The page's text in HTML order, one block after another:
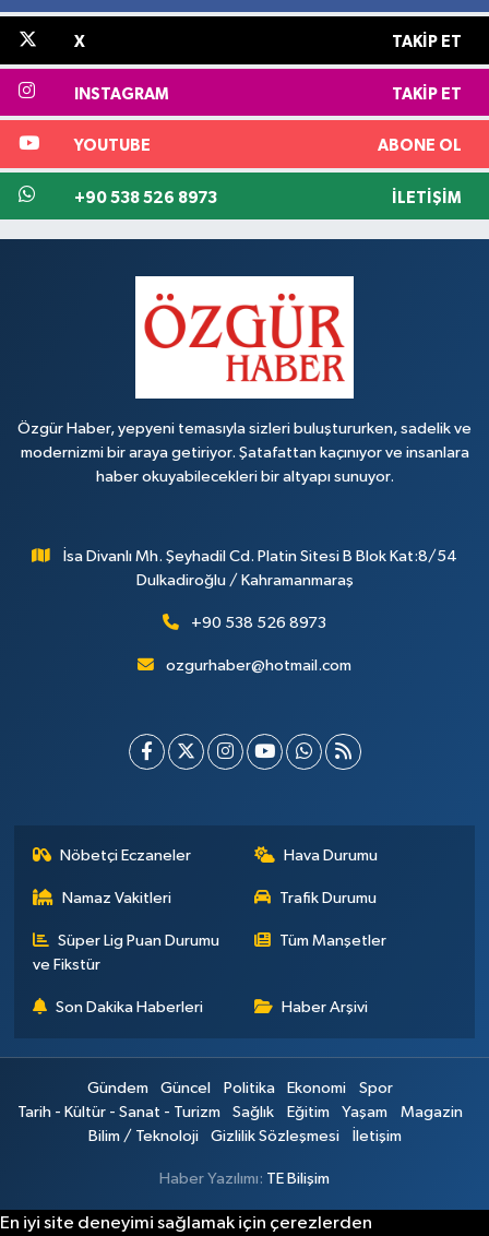
X TAKIP ET
INSTAGRAM TAKIP ET
YOUTUBE ABONE OL
+90 538 526 8973 İLETIŞIM
Özgür Haber, yepyeni temasıyla sizleri buluştururken, sadelik ve
modernizmi bir araya getiriyor. Şatafattan kaçınıyor ve insanlara
haber okuyabilecekleri bir altyapı sunuyor.
İsa Divanlı Mh. Şeyhadil Cd. Platin Sitesi B Blok Kat:8/54
Dulkadiroğlu / Kahramanmaraş
+90 538 526 8973
ozgurhaber@hotmail.com
Nöbetçi Eczaneler Hava Durumu
Namaz Vakitleri Trafik Durumu
Süper Lig Puan Durumu
ve Fikstür
Tüm Manşetler
Son Dakika Haberleri Haber Arşivi
Gündem Güncel Politika Ekonomi
Spor
Tarih - Kültür - Sanat - Turizm
Sağlık Eğitim Yaşam
Magazin
Bilim / Teknoloji
Gizlilik Sözleşmesi İletişim
Haber Yazılımı: TE Bilişim
En iyi site deneyimi sağlamak için çerezlerden